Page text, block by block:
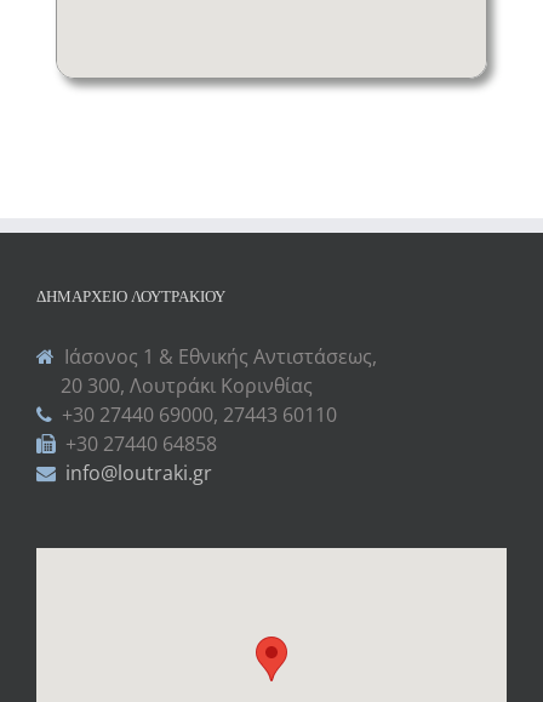
ΔΗΜΑΡΧΕΊΟ ΛΟΥΤΡΑΚΊΟΥ
Ιάσονος 1 & Εθνικής Αντιστάσεως,
20 300, Λουτράκι Κορινθίας
+30 27440 69000, 27443 60110
+30 27440 64858
info@loutraki.gr